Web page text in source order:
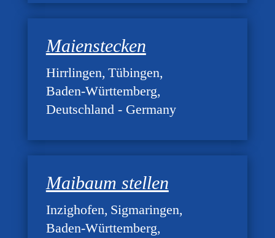
Maienstecken
Hirrlingen Tübingen
Baden-Württemberg
Deutschland - Germany
Maibaum stellen
Inzighofen Sigmaringen
Baden-Württemberg